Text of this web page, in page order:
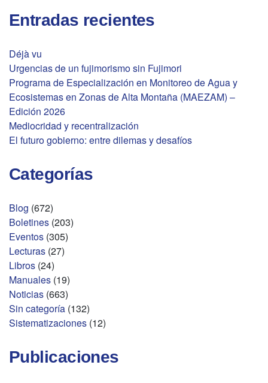
Entradas recientes
Déjà vu
Urgencias de un fujimorismo sin Fujimori
Programa de Especialización en Monitoreo de Agua y
Ecosistemas en Zonas de Alta Montaña (MAEZAM) –
Edición 2026
Mediocridad y recentralización
El futuro gobierno: entre dilemas y desafíos
Categorías
Blog (672)
Boletines (203)
Eventos (305)
Lecturas (27)
Libros (24)
Manuales (19)
Noticias (663)
Sin categoría (132)
Sistematizaciones (12)
Publicaciones